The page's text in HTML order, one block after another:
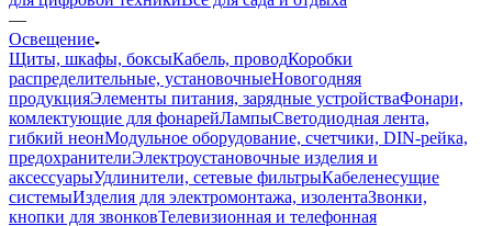
—
Освещение
Щиты, шкафы, боксыКабель, проводКоробки
распределительные, установочныеНовогодняя
продукцияЭлементы питания, зарядные устройстваФонари,
комлектующие для фонарейЛампыСветодиодная лента,
гибкий неонМодульное оборудование, счетчики, DIN-рейка,
предохранителиЭлектроустановочные изделия и
аксессуарыУдлинители, сетевые фильтрыКабеленесущие
системыИзделия для электромонтажа, изолентаЗвонки,
кнопки для звонковТелевизионная и телефонная